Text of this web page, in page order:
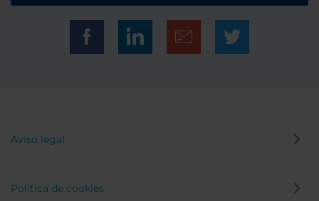
Aviso legal
Política de cookies